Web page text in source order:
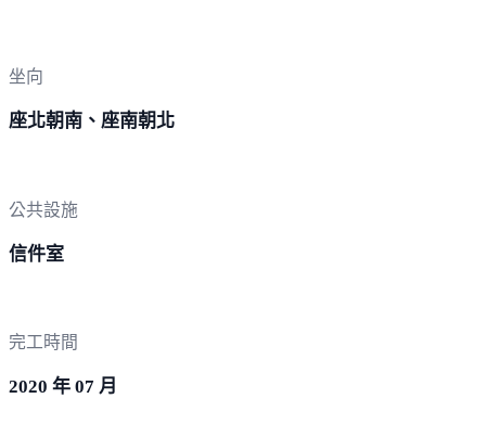
坐向
座北朝南、座南朝北
公共設施
信件室
完工時間
2020 年 07 月